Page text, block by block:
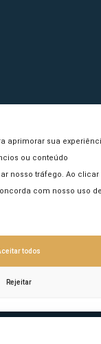
aprimorar sua
ou conteúdo
nosso tráfego. Ao clicar
com nosso uso de
todos
Rejeitar
2026 - Portal da